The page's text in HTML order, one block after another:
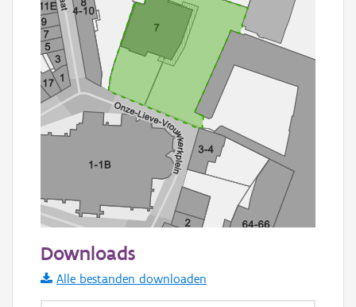
Informatie Vlaanderen
i
Downloads
Alle bestanden downloaden